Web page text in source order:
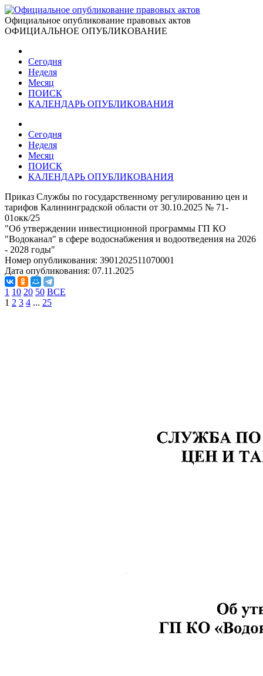
Официальное опубликование правовых актов
ОФИЦИАЛЬНОЕ ОПУБЛИКОВАНИЕ
Сегодня
Неделя
Месяц
ПОИСК
КАЛЕНДАРЬ ОПУБЛИКОВАНИЯ
Сегодня
Неделя
Месяц
ПОИСК
КАЛЕНДАРЬ ОПУБЛИКОВАНИЯ
Приказ Службы по государственному регулированию цен и
тарифов Калининградской области от 30.10.2025 № 71-
01окк/25
"Об утверждении инвестиционной программы ГП КО
"Водоканал" в сфере водоснабжения и водоотведения на 2026
- 2028 годы"
Номер опубликования: 3901202511070001
Дата опубликования: 07.11.2025
1 10 20 50 ВСЕ
1 2 3 4 ... 25